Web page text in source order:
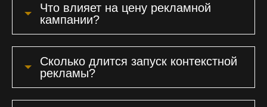
Что влияет на цену рекламной
кампании?
Сколько длится запуск контекстной
рекламы?